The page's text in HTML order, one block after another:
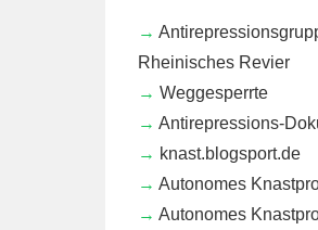
Rheinisches Revier
Weggesperrte
Antirepressions-
knast.blogsport.de
Autonomes
Autonomes